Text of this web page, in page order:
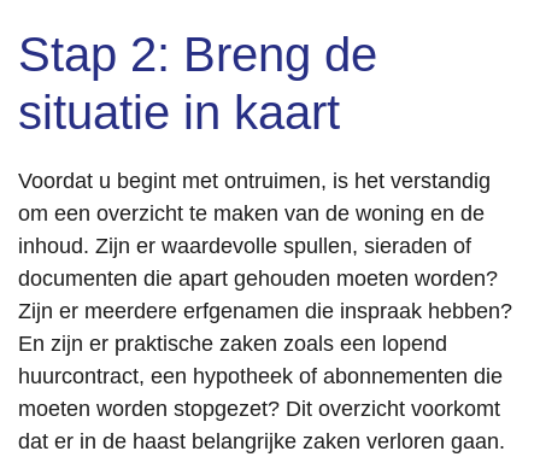
Stap 2: Breng de
situatie in kaart
Voordat u begint met ontruimen, is het verstandig
om een overzicht te maken van de woning en de
inhoud. Zijn er waardevolle spullen, sieraden of
documenten die apart gehouden moeten worden?
Zijn er meerdere erfgenamen die inspraak hebben?
En zijn er praktische zaken zoals een lopend
huurcontract, een hypotheek of abonnementen die
moeten worden stopgezet? Dit overzicht voorkomt
dat er in de haast belangrijke zaken verloren gaan.